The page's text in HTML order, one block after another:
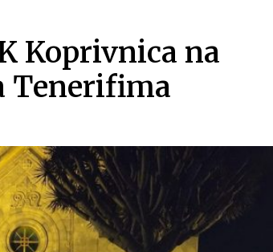
Koprivnica na
Tenerifima